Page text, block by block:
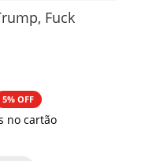
Fuck
5% OFF
no cartão